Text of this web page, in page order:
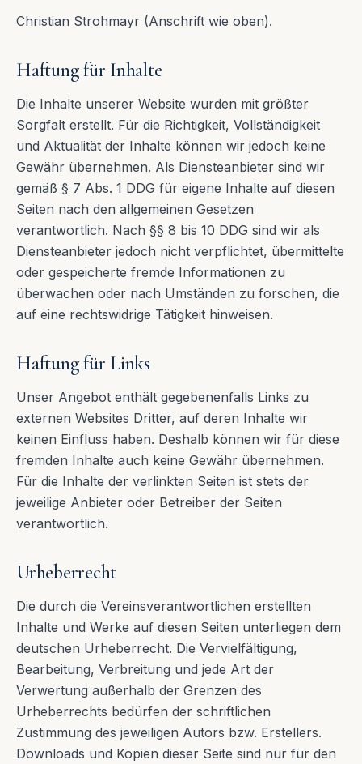
Christian Strohmayr (Anschrift wie oben).
Haftung für Inhalte
Die Inhalte unserer Website wurden mit größter
Sorgfalt erstellt. Für die Richtigkeit, Vollständigkeit
und Aktualität der Inhalte können wir jedoch keine
Gewähr übernehmen. Als Diensteanbieter sind wir
gemäß § 7 Abs. 1 DDG für eigene Inhalte auf diesen
Seiten nach den allgemeinen Gesetzen
verantwortlich. Nach §§ 8 bis 10 DDG sind wir als
Diensteanbieter jedoch nicht verpflichtet, übermittelte
oder gespeicherte fremde Informationen zu
überwachen oder nach Umständen zu forschen, die
auf eine rechtswidrige Tätigkeit hinweisen.
Haftung für Links
Unser Angebot enthält gegebenenfalls Links zu
externen Websites Dritter, auf deren Inhalte wir
keinen Einfluss haben. Deshalb können wir für diese
fremden Inhalte auch keine Gewähr übernehmen.
Für die Inhalte der verlinkten Seiten ist stets der
jeweilige Anbieter oder Betreiber der Seiten
verantwortlich.
Urheberrecht
Die durch die Vereinsverantwortlichen erstellten
Inhalte und Werke auf diesen Seiten unterliegen dem
deutschen Urheberrecht. Die Vervielfältigung,
Bearbeitung, Verbreitung und jede Art der
Verwertung außerhalb der Grenzen des
Urheberrechts bedürfen der schriftlichen
Zustimmung des jeweiligen Autors bzw. Erstellers.
Downloads und Kopien dieser Seite sind nur für den